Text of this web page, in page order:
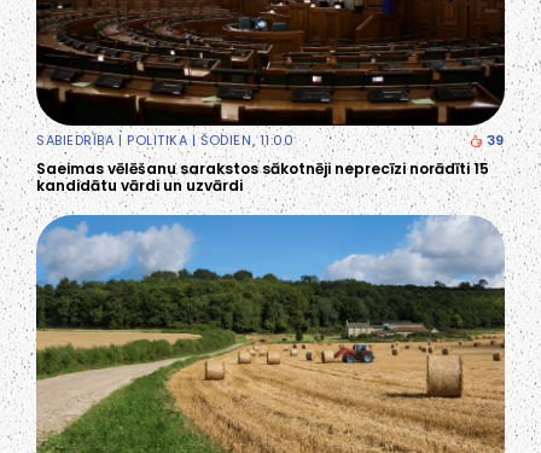
SABIEDRĪBA| POLITIKA| ŠODIEN, 11:00 39
Saeimas vēlēšanu sarakstos sākotnēji neprecīzi norādīti 15
kandidātu vārdi un uzvārdi